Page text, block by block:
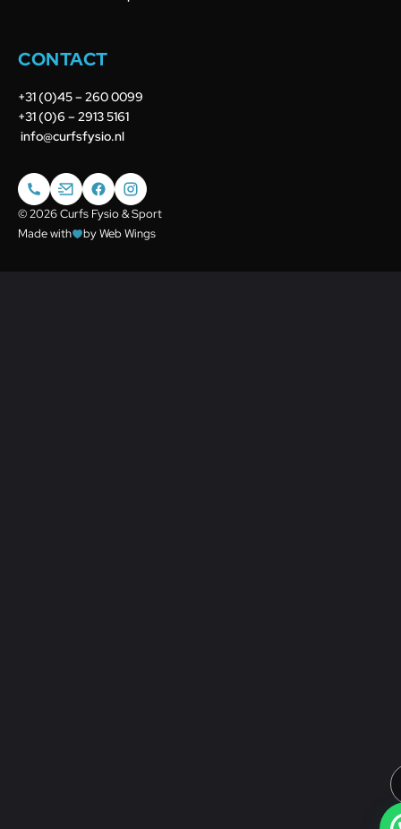
CONTACT
+31 (0)45 – 260 0099
+31 (0)6 – 2913 5161
info@curfsfysio.nl
© 2026 Curfs Fysio & Sport
Made with
by Web Wings